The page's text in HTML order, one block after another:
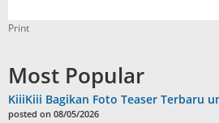
Print
Most Popular
KiiiKiii Bagikan Foto Teaser Terbaru
posted on 08/05/2026